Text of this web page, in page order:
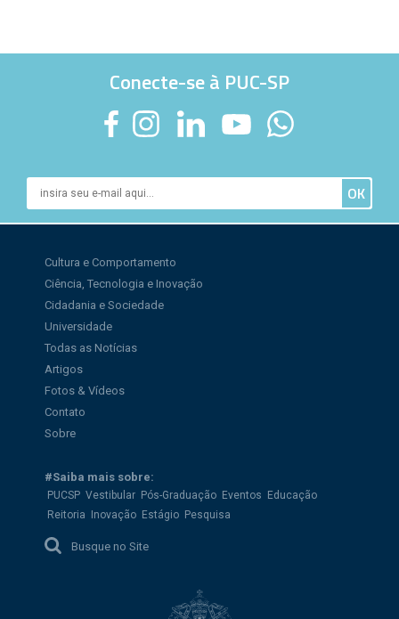
Conecte-se à PUC-SP
Cultura e Comportamento
Ciência, Tecnologia e Inovação
Cidadania e Sociedade
Universidade
Todas as Notícias
Artigos
Fotos & Vídeos
Contato
Sobre
#Saiba mais sobre:
PUCSP Vestibular Pós-Graduação Eventos
Educação
Reitoria
Inovação Estágio Pesquisa
Busque no Site